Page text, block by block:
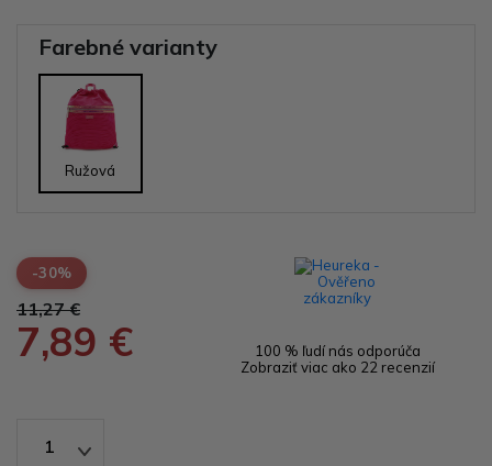
Farebné varianty
Ružová
-30%
11,27 €
7,89 €
100 % ľudí nás odporúča
Zobraziť viac ako 22 recenzií
1